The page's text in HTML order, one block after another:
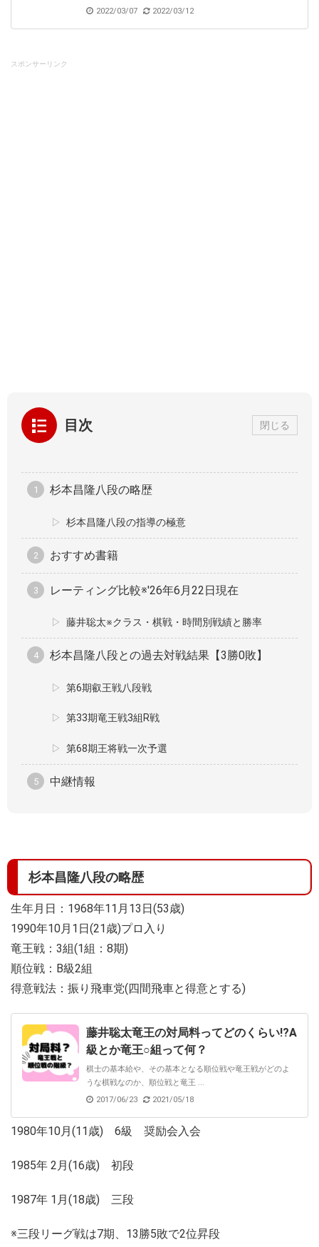
2022/03/07
2022/03/12
スポンサーリンク
目次 閉じる
杉本昌隆八段の略歴
杉本昌隆八段の指導の極意
おすすめ書籍
レーティング比較※'26年6月22日現在
藤井聡太※クラス・棋戦・時間別戦績と勝率
杉本昌隆八段との過去対戦結果【3勝0敗】
第6期叡王戦八段戦
第33期竜王戦3組R戦
第68期王将戦一次予選
中継情報
杉本昌隆八段の略歴
生年月日：1968年11月13日(53歳)
1990年10月1日(21歳)プロ入り
竜王戦：3組(1組：8期)
順位戦：B級2組
得意戦法：振り飛車党(四間飛車と得意とする)
藤井聡太竜王の対局料ってどのくらい!?A
級とか竜王○組って何？
棋士の基本給や、その基本となる順位戦や竜王戦がどのよ
うな棋戦なのか、順位戦と竜王 ...
2017/06/23
2021/05/18
1980年10月(11歳) 6級 奨励会入会
1985年 2月(16歳) 初段
1987年 1月(18歳) 三段
※三段リーグ戦は7期、13勝5敗で2位昇段